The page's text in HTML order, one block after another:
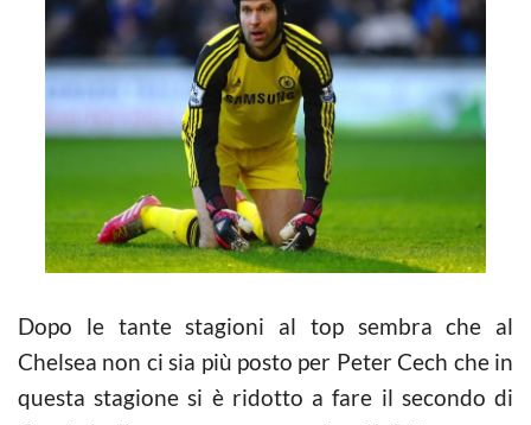
Dopo le tante stagioni al top sembra che al
Chelsea non ci sia più posto per Peter Cech che in
questa stagione si è ridotto a fare il secondo di